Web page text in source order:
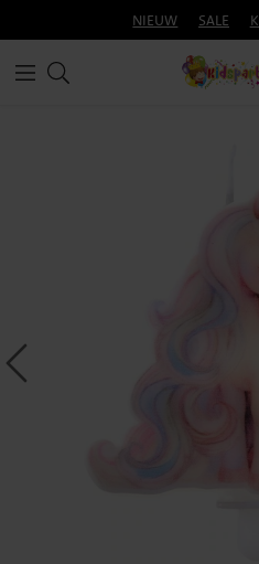
NIEUW SALE